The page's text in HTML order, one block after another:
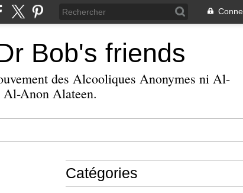
Bob's friends
des Alcooliques Anonymes ni Al-
Anon Alateen.
Catégories